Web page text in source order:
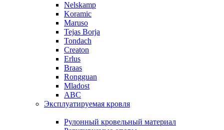
Nelskamp
Koramic
Maruso
Tejas Borja
Tondach
Creaton
Erlus
Braas
Rongguan
Mladost
ABC
Эксплуатируемая кровля
Рулонный кровельный материал